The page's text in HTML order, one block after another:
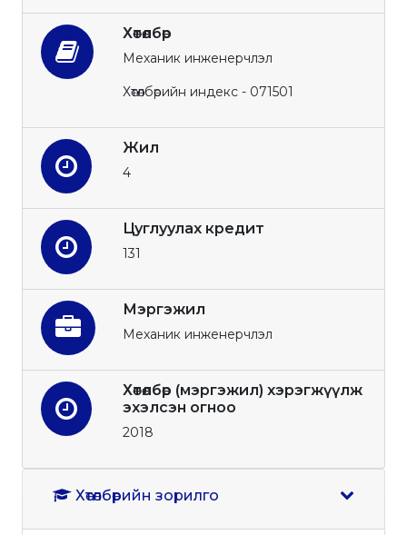
Хөтөлбөр
Механик инженерчлэл
Хөтөлбөрийн индекс - 071501
Жил
4
Цуглуулах кредит
131
Мэргэжил
Механик инженерчлэл
Хөтөлбөр (мэргэжил) хэрэгжүүлж
эхэлсэн огноо
2018
Хөтөлбөрийн зорилго